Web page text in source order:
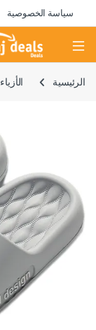
سياسة الخصوصية
Open
الرئيسية الأزياء